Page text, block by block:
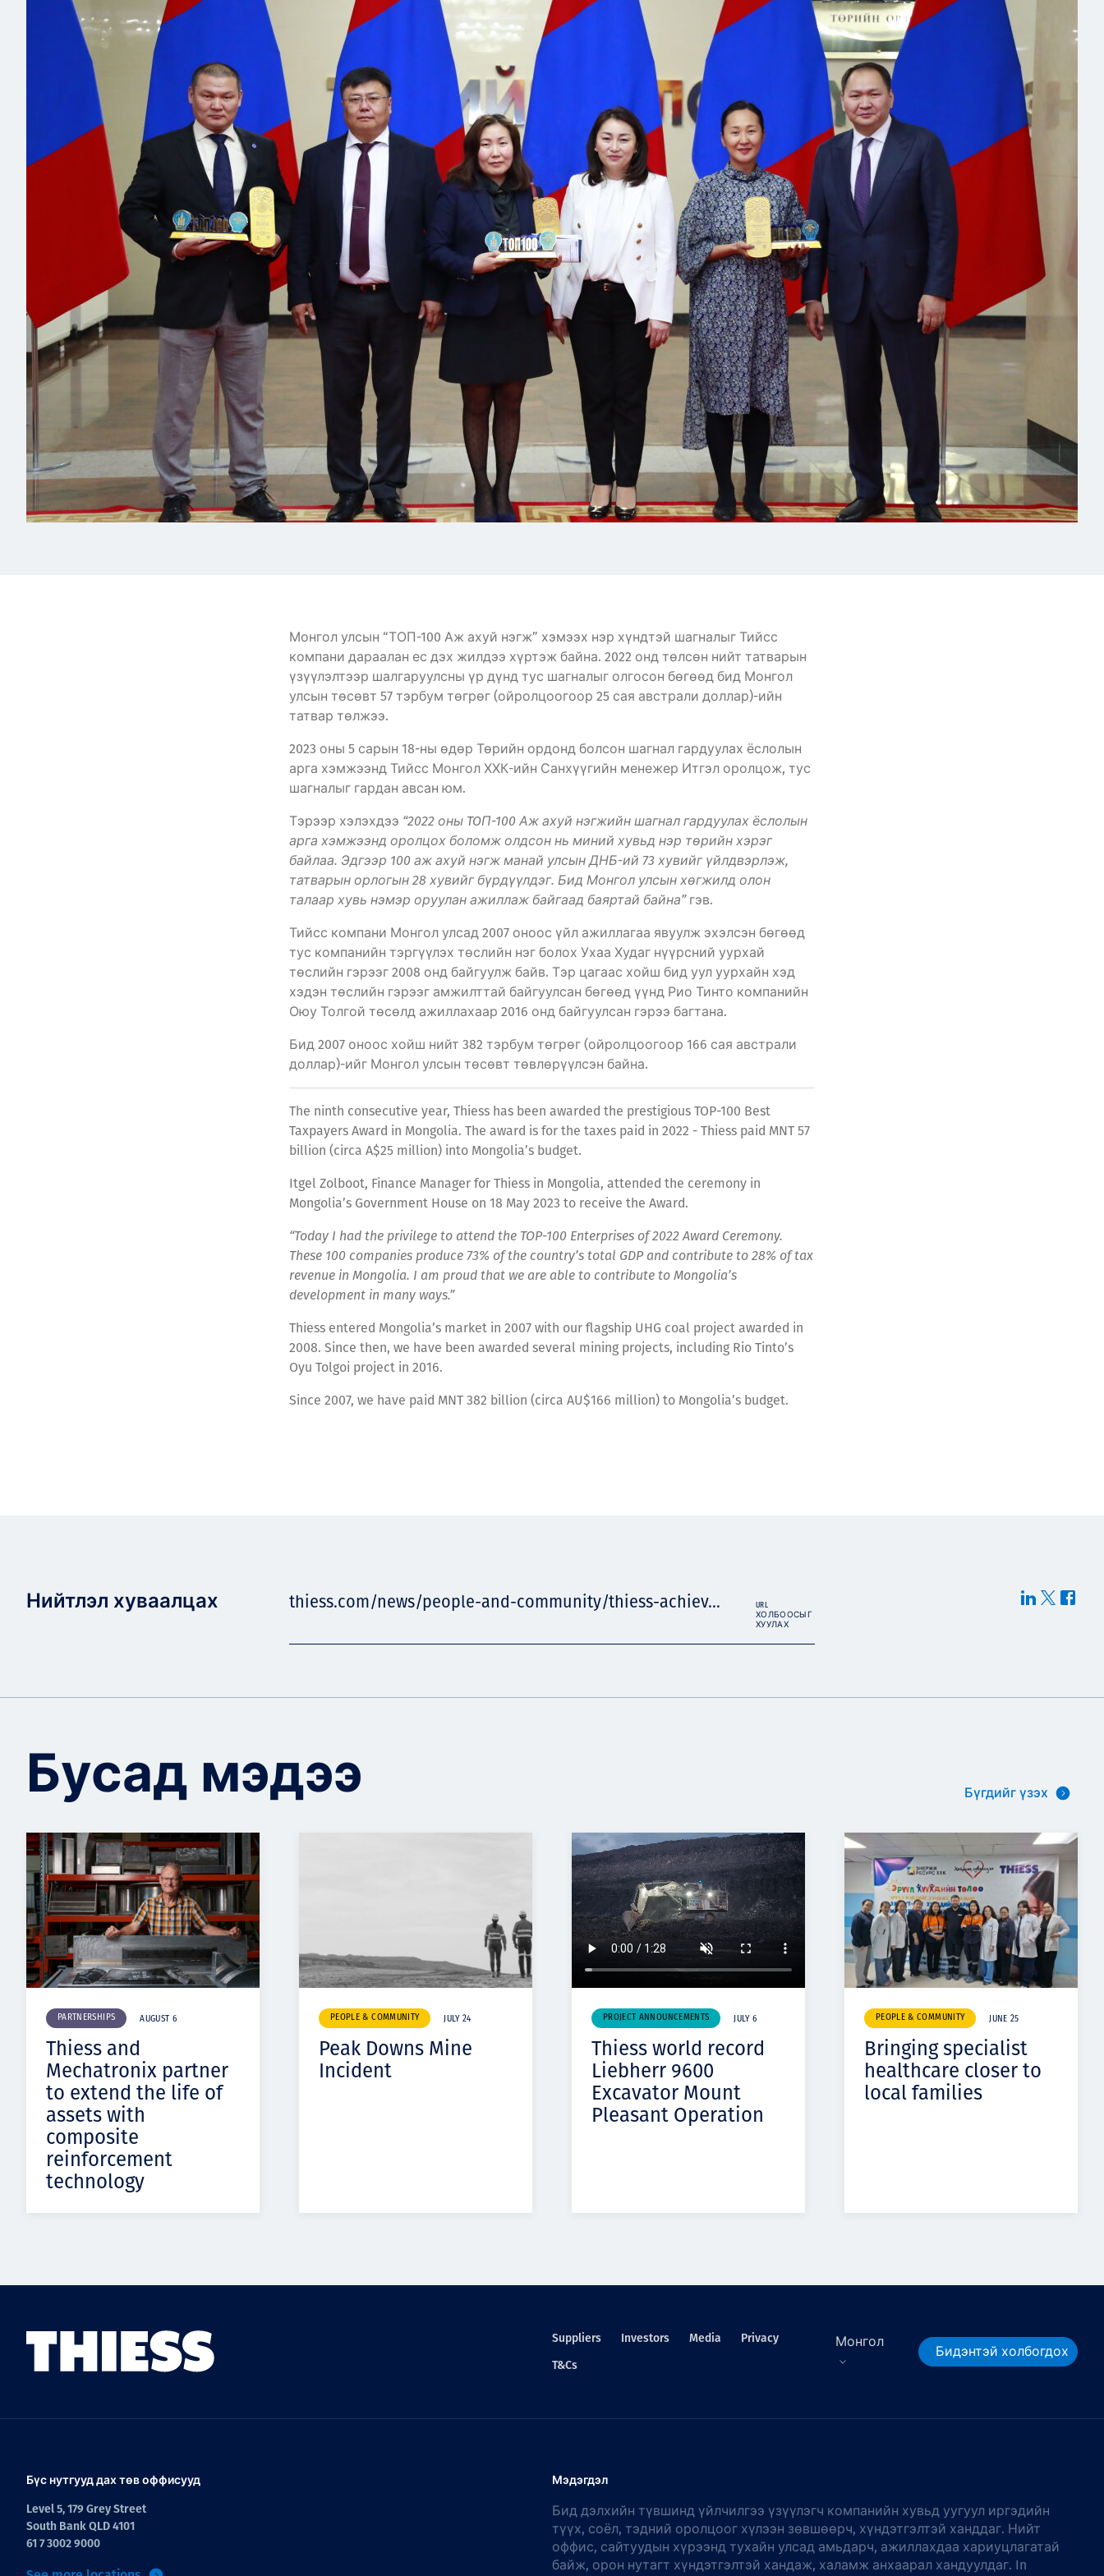
Орон нутаг
Read more
Монгол улсын “ТОП-100 Аж ахуй нэгж” хэмээх нэр хүндтэй шагналыг Тийсс
компани дараалан ес дэх жилдээ хүртэж байна. 2022 онд төлсөн нийт татварын
үзүүлэлтээр шалгаруулсны үр дүнд тус шагналыг олгосон бөгөөд бид Монгол
улсын төсөвт 57 тэрбум төгрөг (ойролцоогоор 25 сая австрали доллар)-ийн
татвар төлжээ.
2023 оны 5 сарын 18-ны өдөр Төрийн ордонд болсон шагнал гардуулах ёслолын
арга хэмжээнд Тийсс Монгол ХХК-ийн Санхүүгийн менежер Итгэл оролцож, тус
шагналыг гардан авсан юм.
Тэрээр хэлэхдээ “2022 оны TOП-100 Аж ахуй нэгжийн шагнал гардуулах ёслолын
арга хэмжээнд оролцох боломж олдсон нь миний хувьд нэр төрийн хэрэг
байлаа. Эдгээр 100 аж ахуй нэгж манай улсын ДНБ-ий 73 хувийг үйлдвэрлэж,
татварын орлогын 28 хувийг бүрдүүлдэг. Бид Монгол улсын хөгжилд олон
талаар хувь нэмэр оруулан ажиллаж байгаад баяртай байна” гэв.
Тийсс компани Монгол улсад 2007 оноос үйл ажиллагаа явуулж эхэлсэн бөгөөд
тус компанийн тэргүүлэх төслийн нэг болох Ухаа Худаг нүүрсний уурхай
төслийн гэрээг 2008 онд байгуулж байв. Тэр цагаас хойш бид уул уурхайн хэд
хэдэн төслийн гэрээг амжилттай байгуулсан бөгөөд үүнд Рио Тинто компанийн
Оюу Толгой төсөлд ажиллахаар 2016 онд байгуулсан гэрээ багтана.
Бид 2007 оноос хойш нийт 382 тэрбум төгрөг (ойролцоогоор 166 сая австрали
доллар)-ийг Монгол улсын төсөвт төвлөрүүлсэн байна.
The ninth consecutive year, Thiess has been awarded the prestigious TOP-100 Best
Taxpayers Award in Mongolia. The award is for the taxes paid in 2022 - Thiess paid MNT 57
billion (circa A$25 million) into Mongolia’s budget.
Itgel Zolboot, Finance Manager for Thiess in Mongolia, attended the ceremony in
Mongolia’s Government House on 18 May 2023 to receive the Award.
“Today I had the privilege to attend the TOP-100 Enterprises of 2022 Award Ceremony.
These 100 companies produce 73% of the country’s total GDP and contribute to 28% of tax
revenue in Mongolia. I am proud that we are able to contribute to Mongolia’s
development in many ways.”
Thiess entered Mongolia’s market in 2007 with our flagship UHG coal project awarded in
2008. Since then, we have been awarded several mining projects, including Rio Tinto’s
Oyu Tolgoi project in 2016.
Since 2007, we have paid MNT 382 billion (circa AU$166 million) to Mongolia’s budget.
Нийтлэл хуваалцах thiess.com/news/people-and-community/thiess-achiev...
URL
ХОЛБООСЫГ
ХУУЛАХ
Бусад мэдээ Бүгдийг үзэх
PARTNERSHIPS AUGUST 6
Thiess and
Mechatronix partner
to extend the life of
assets with
composite
reinforcement
technology
PEOPLE & COMMUNITY JULY 24
Peak Downs Mine
Incident
PROJECT ANNOUNCEMENTS JULY 6
Thiess world record
Liebherr 9600
Excavator Mount
Pleasant Operation
PEOPLE & COMMUNITY JUNE 25
Bringing specialist
healthcare closer to
local families
Suppliers Investors Media
Privacy
T&Cs
Монгол
Бидэнтэй холбогдох
Бүс нутгууд дах төв оффисууд
Level 5, 179 Grey Street
South Bank QLD 4101
61 7 3002 9000
Мэдэгдэл
Бид дэлхийн түвшинд үйлчилгээ үзүүлэгч компанийн хувьд уугуул иргэдийн
түүх, соёл, тэдний оролцоог хүлээн зөвшөөрч, хүндэтгэлтэй ханддаг. Нийт
оффис, сайтуудын хүрээнд тухайн улсад амьдарч, ажиллахдаа хариуцлагатай
байж, орон нутагт хүндэтгэлтэй хандаж, халамж анхаарал хандуулдаг. In